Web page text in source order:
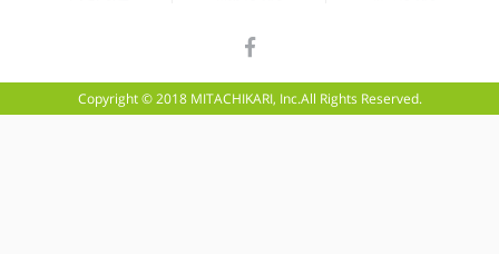
Copyright © 2018 MITACHIKARI, Inc.All Rights Reserved.